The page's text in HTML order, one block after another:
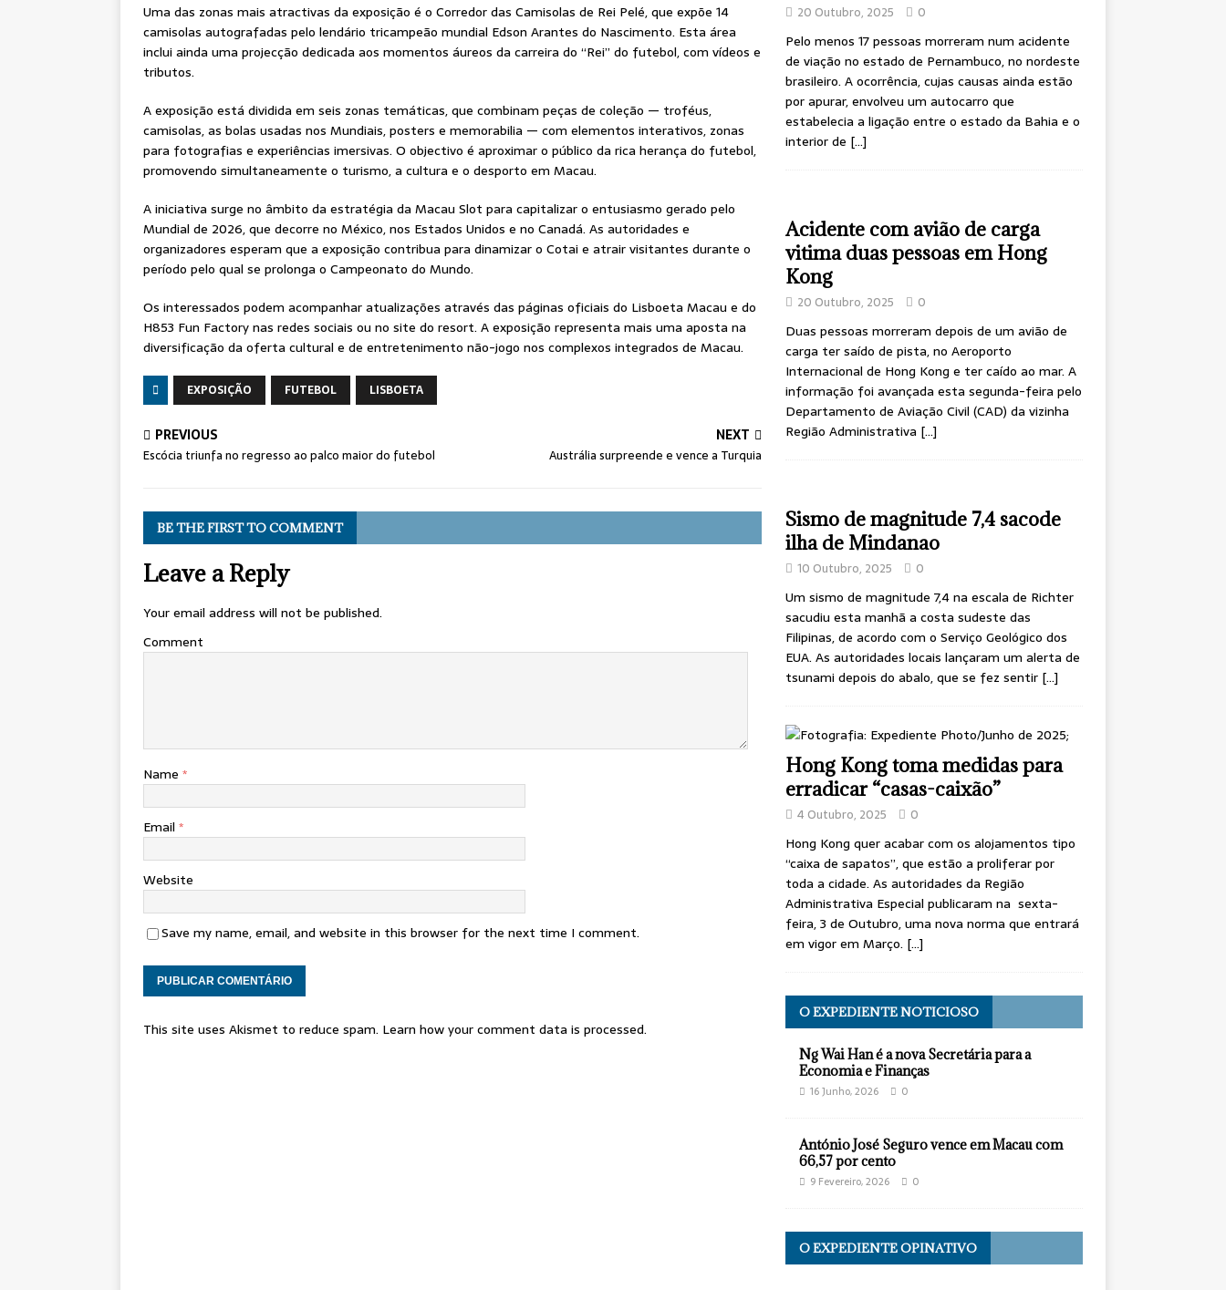
Uma das zonas mais atractivas da exposição é o Corredor das Camisolas de Rei Pelé, que expõe 14
camisolas autografadas pelo lendário tricampeão mundial Edson Arantes do Nascimento. Esta área
inclui ainda uma projecção dedicada aos momentos áureos da carreira do “Rei” do futebol, com vídeos e
tributos.
A exposição está dividida em seis zonas temáticas, que combinam peças de coleção — troféus,
camisolas, as bolas usadas nos Mundiais, posters e memorabilia — com elementos interativos, zonas
para fotografias e experiências imersivas. O objectivo é aproximar o público da rica herança do futebol,
promovendo simultaneamente o turismo, a cultura e o desporto em Macau.
A iniciativa surge no âmbito da estratégia da Macau Slot para capitalizar o entusiasmo gerado pelo
Mundial de 2026, que decorre no México, nos Estados Unidos e no Canadá. As autoridades e
organizadores esperam que a exposição contribua para dinamizar o Cotai e atrair visitantes durante o
período pelo qual se prolonga o Campeonato do Mundo.
Os interessados podem acompanhar atualizações através das páginas oficiais do Lisboeta Macau e do
H853 Fun Factory nas redes sociais ou no site do resort. A exposição representa mais uma aposta na
diversificação da oferta cultural e de entretenimento não-jogo nos complexos integrados de Macau.
EXPOSIÇÃO FUTEBOL LISBOETA
PREVIOUS
Escócia triunfa no regresso ao palco maior do futebol
NEXT
Austrália surpreende e vence a Turquia
BE THE FIRST TO COMMENT
Leave a Reply
Your email address will not be published.
Comment
Name *
Email *
Website
Save my name, email, and website in this browser for the next time I comment.
This site uses Akismet to reduce spam. Learn how your comment data is processed.
20 Outubro, 2025 0
Pelo menos 17 pessoas morreram num acidente
de viação no estado de Pernambuco, no nordeste
brasileiro. A ocorrência, cujas causas ainda estão
por apurar, envolveu um autocarro que
estabelecia a ligação entre o estado da Bahia e o
interior de […]
Acidente com avião de carga
vitima duas pessoas em Hong
Kong
20 Outubro, 2025 0
Duas pessoas morreram depois de um avião de
carga ter saído de pista, no Aeroporto
Internacional de Hong Kong e ter caído ao mar. A
informação foi avançada esta segunda-feira pelo
Departamento de Aviação Civil (CAD) da vizinha
Região Administrativa […]
Sismo de magnitude 7,4 sacode
ilha de Mindanao
10 Outubro, 2025 0
Um sismo de magnitude 7,4 na escala de Richter
sacudiu esta manhã a costa sudeste das
Filipinas, de acordo com o Serviço Geológico dos
EUA. As autoridades locais lançaram um alerta de
tsunami depois do abalo, que se fez sentir […]
Hong Kong toma medidas para
erradicar “casas-caixão”
4 Outubro, 2025 0
Hong Kong quer acabar com os alojamentos tipo
“caixa de sapatos”, que estão a proliferar por
toda a cidade. As autoridades da Região
Administrativa Especial publicaram na sexta-
feira, 3 de Outubro, uma nova norma que entrará
em vigor em Março. […]
O EXPEDIENTE NOTICIOSO
Ng Wai Han é a nova Secretária para a
Economia e Finanças
16 Junho, 2026 0
António José Seguro vence em Macau com
66,57 por cento
9 Fevereiro, 2026 0
O EXPEDIENTE OPINATIVO